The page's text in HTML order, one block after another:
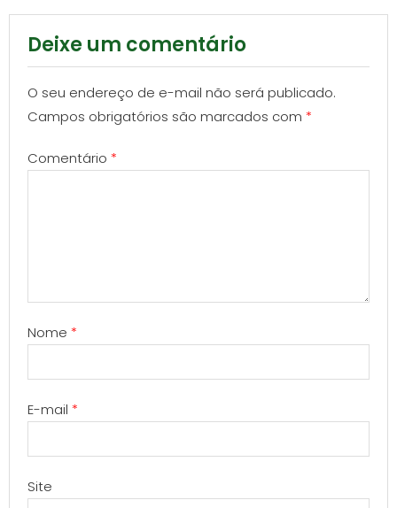
Deixe um comentário
O seu endereço de e-mail não será publicado.
Campos obrigatórios são marcados com *
Comentário *
Nome *
E-mail *
Site